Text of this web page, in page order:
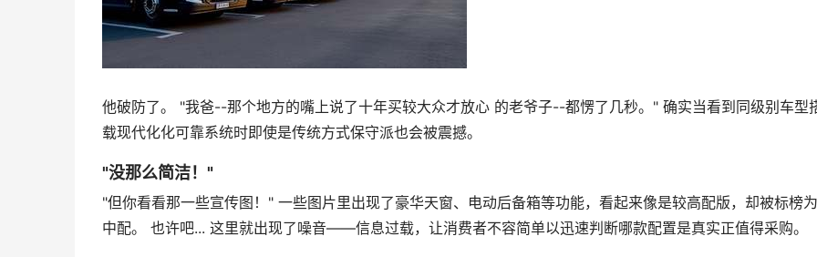
他破防了。 "我爸--那个地方的嘴上说了十年买较大众才放心 的老爷子--都愣了几秒。" 确实当看到同级别车型
载现代化化可靠系统时即使是传统方式保守派也会被震撼。
"没那么简洁！"
"但你看看那一些宣传图！" 一些图片里出现了豪华天窗、电动后备箱等功能，看起来像是较高配版，却被标榜为
中配。 也许吧... 这里就出现了噪音——信息过载，让消费者不容简单以迅速判断哪款配置是真实正值得采购。